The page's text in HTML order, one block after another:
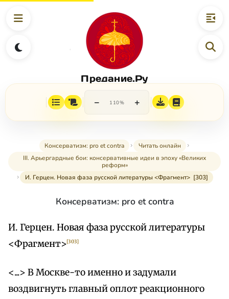
Предание.Ру
− 110% +
Консерватизм: pro et contra
Читать онлайн
III. Арьергардные бои: консервативные идеи в эпоху «Великих
реформ»
И. Герцен. Новая фаза русской литературы <Фрагмент> [303]
Консерватизм: pro et contra
И. Герцен. Новая фаза русской литературы
<Фрагмент>[303]
<...> В Москве-то именно и задумали
воздвигнуть главный оплот реакционного